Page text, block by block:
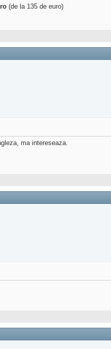
(de la 135 de euro)
ma intereseaza.